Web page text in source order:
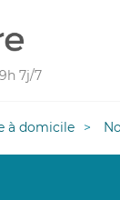
7j/7
à domicile